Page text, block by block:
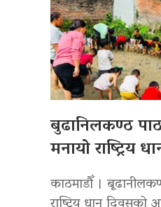
बुढानिलकण्ठ
मनायो राष्ट्रिय
काठमाडौँ ।